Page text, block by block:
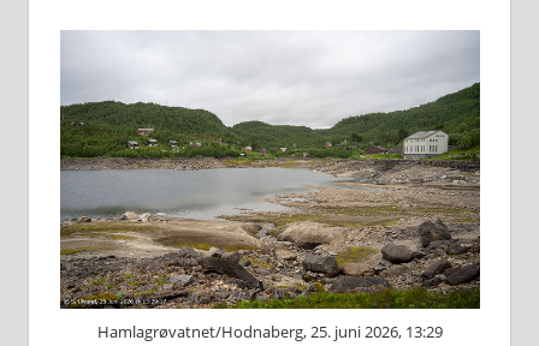
Hamlagrøvatnet/Hodnaberg, 25. juni 2026, 13:29